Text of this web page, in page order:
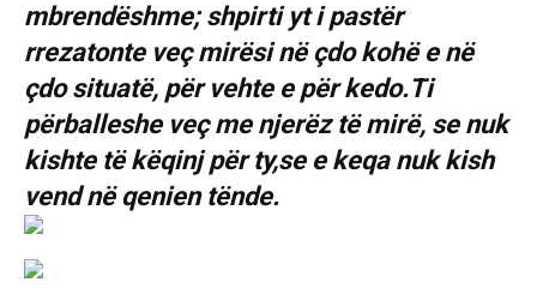
mbrendëshme; shpirti yt i pastër
rrezatonte veç mirësi në çdo kohë e në
çdo situatë, për vehte e për kedo.Ti
përballeshe veç me njerëz të mirë, se nuk
kishte të këqinj për ty,se e keqa nuk kish
vend në qenien tënde.